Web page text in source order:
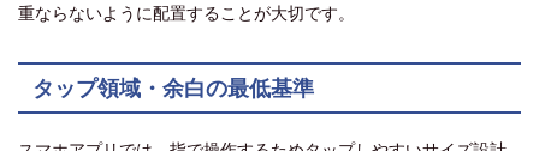
重ならないように配置することが大切です。
タップ領域・余白の最低基準